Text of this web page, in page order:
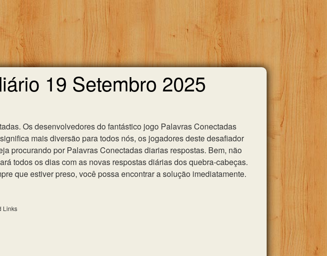
19 Setembro 2025
Os desenvolvedores do fantástico jogo Palavras Conectadas
mais diversão para todos nós, os jogadores deste desafiador
procurando por Palavras Conectadas diarias respostas. Bem, não
todos os dias com as novas respostas diárias dos quebra-cabeças.
que estiver preso, você possa encontrar a solução imediatamente.
Links